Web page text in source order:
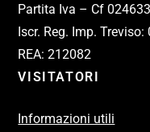
Partita Iva – Cf
Iscr. Reg. Imp.
REA: 212082
VISITATORI
Informazioni utili